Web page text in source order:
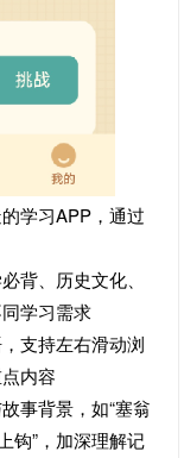
学习APP，通过
背、历史文化、
学习需求
支持左右滑动浏
内容
事背景，如“塞翁
”，加深理解记